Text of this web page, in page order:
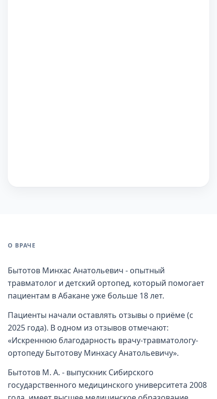
О ВРАЧЕ
Бытотов Минхас Анатольевич - опытный
травматолог и детский ортопед, который помогает
пациентам в Абакане уже больше 18 лет.
Пациенты начали оставлять отзывы о приёме (с
2025 года). В одном из отзывов отмечают:
«Искреннюю благодарность врачу-травматологу-
ортопеду Бытотову Минхасу Анатольевичу».
Бытотов М. А. - выпускник Сибирского
государственного медицинского университета 2008